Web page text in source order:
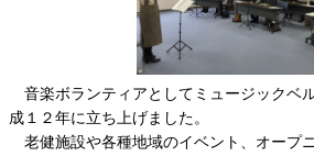
音楽ボランティアとしてミュージックベ
成１２年に立ち上げました。
老健施設や各種地域のイベント、オープ